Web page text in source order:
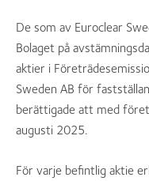
De som av Euroclear
Bolaget på
aktier i
Sweden AB för
berättigade att med
augusti 2025.
För varje befintlig aktie